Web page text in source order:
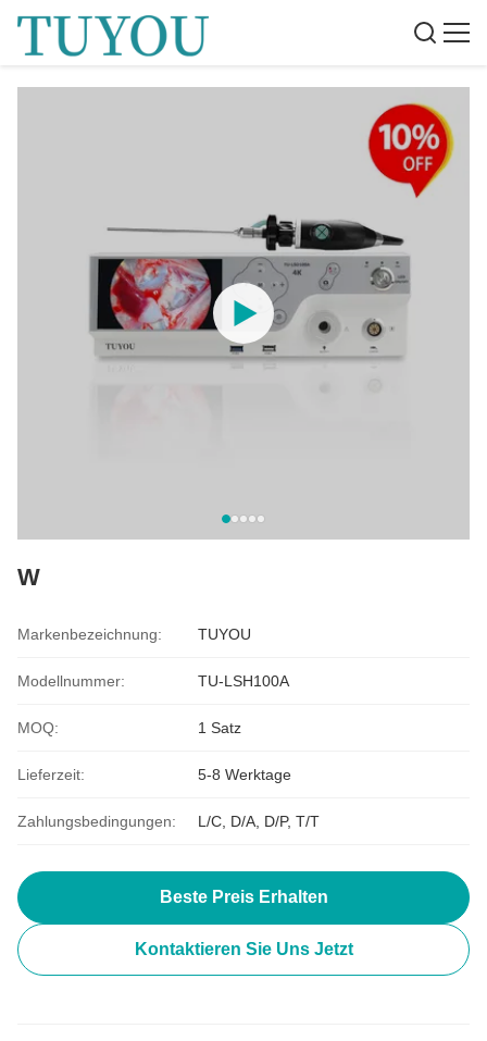
W
Markenbezeichnung: TUYOU
Modellnummer: TU-LSH100A
MOQ: 1 Satz
Lieferzeit: 5-8 Werktage
Zahlungsbedingungen: L/C, D/A, D/P, T/T
Beste Preis Erhalten
Kontaktieren Sie Uns Jetzt